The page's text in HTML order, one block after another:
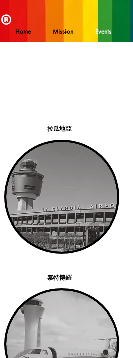
Home Mission Events
®
拉瓜地亞
泰特博羅